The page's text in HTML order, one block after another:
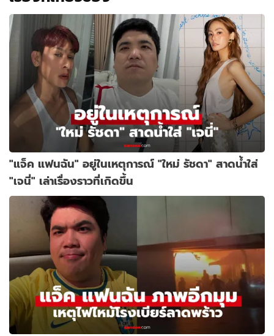
"แจ็ค แฟนฉัน" อยู่ในเหตุการณ์ "ใหม่ รัชดา" สาดน้ำใส่
"เจนี่" เล่าเรื่องราวที่เกิดขึ้น